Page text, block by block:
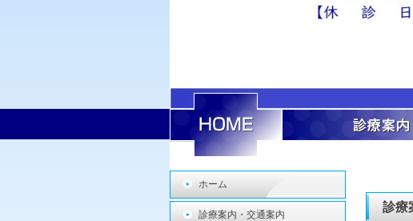
診療
ホーム
診療案内・交通案内